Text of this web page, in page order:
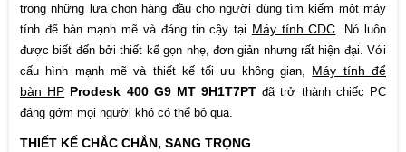
Kích thước 15.5 x 30.8 x 33.7 cm
Cân nặng 5.31 kg
Xuất xứ China
trong những lựa chọn hàng đầu cho người dùng tìm kiếm một máy
tính để bàn mạnh mẽ và đáng tin cậy tại Máy tính CDC . Nó luôn
được biết đến bởi thiết kế gọn nhẹ, đơn giản nhưng rất hiện đại. Với
cấu hình mạnh mẽ và thiết kế tối ưu không gian, Máy tính để
bàn HP Prodesk 400 G9 MT 9H1T7PT đã trở thành chiếc PC
đáng gớm mọi người khó có thể bỏ qua.
THIẾT KẾ CHẮC CHẮN, SANG TRỌNG